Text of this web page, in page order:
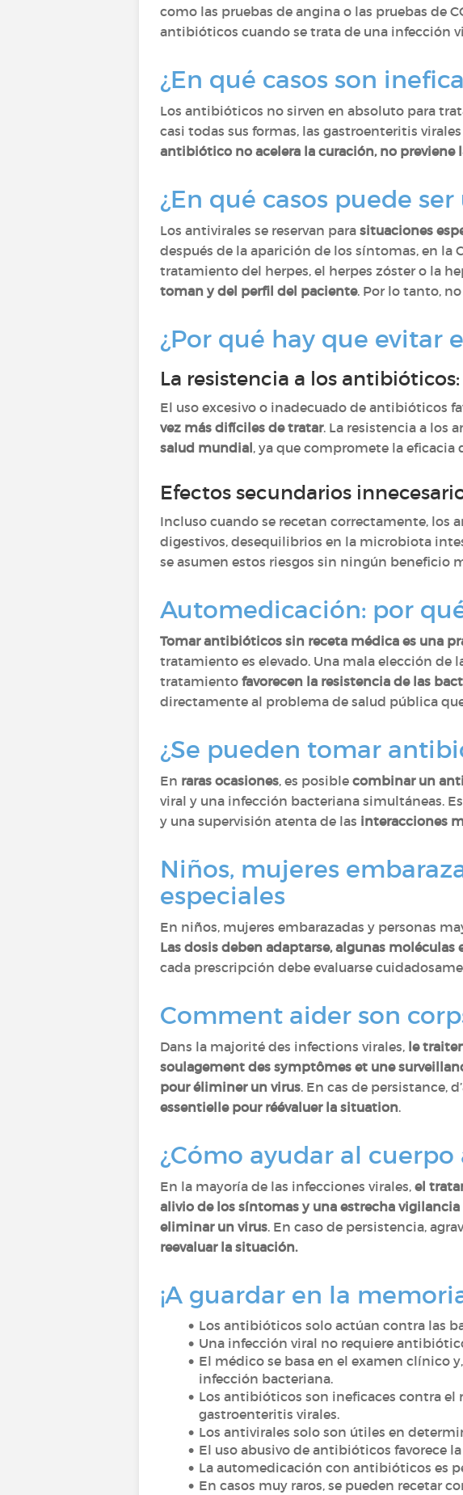
como las pruebas de angina o las pruebas de
antibióticos cuando se trata de una infección
¿En qué casos son
Los antibióticos no sirven en absoluto para
casi todas sus formas, las gastroenteritis
antibiótico no acelera la curación, no previene
¿En qué casos puede
Los antivirales se reservan para situaciones
después de la aparición de los síntomas, en la
tratamiento del herpes, el herpes zóster o la
toman y del perfil del paciente. Por lo tanto,
¿Por qué hay que evitar
La resistencia a los
El uso excesivo o inadecuado de antibióticos
vez más difíciles de tratar. La resistencia a los
salud mundial, ya que compromete la
Efectos secundarios
Incluso cuando se recetan correctamente, los
digestivos, desequilibrios en la microbiota
se asumen estos riesgos sin ningún beneficio
Automedicación: por
Tomar antibióticos sin receta médica es una
tratamiento es elevado. Una mala elección de
tratamiento favorecen la resistencia de las
directamente al problema de salud pública
¿Se pueden tomar
En raras ocasiones, es posible combinar un
viral y una infección bacteriana simultáneas.
y una supervisión atenta de las interacciones
Niños, mujeres
especiales
En niños, mujeres embarazadas y personas
Las dosis deben adaptarse, algunas
cada prescripción debe evaluarse
Comment aider son
Dans la majorité des infections virales, le
soulagement des symptômes et une
pour éliminer un virus. En cas de persistance,
essentielle pour réévaluer la situation.
¿Cómo ayudar al
En la mayoría de las infecciones virales, el
alivio de los síntomas y una estrecha
eliminar un virus. En caso de persistencia,
reevaluar la situación.
¡A guardar en la
Los antibióticos solo actúan contra las
Una infección viral no requiere
El médico se basa en el examen clínico
infección bacteriana.
Los antibióticos son ineficaces contra el
gastroenteritis virales.
Los antivirales solo son útiles en
El uso abusivo de antibióticos favorece
La automedicación con antibióticos es
En casos muy raros, se pueden